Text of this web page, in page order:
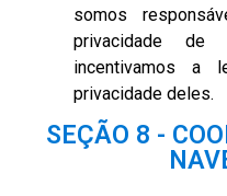
somos
privacidade
incentivamos a
privacidade deles.
SEÇÃO 8 -